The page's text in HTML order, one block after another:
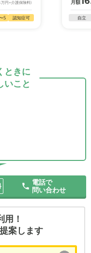
万円 +介護保険料)
5 認知症可
月額
自立
ときに
いこと
電話で
問い合わせ
用！
案します